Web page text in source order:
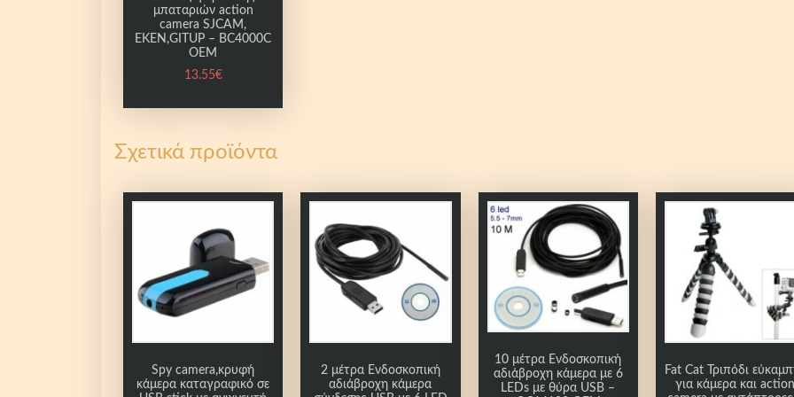
μπαταριών action
camera SJCAM,
EKEN,GITUP – BC4000C
OEM
13.55€
Σχετικά προϊόντα
Spy camera,κρυφή
κάμερα καταγραφικό σε
2 μέτρα Ενδοσκοπική
αδιάβροχη κάμερα
10 μέτρα Ενδοσκοπική
αδιάβροχη κάμερα με 6
LEDs με θύρα USB –
Fat Cat Τριπόδι
για κάμερα και action